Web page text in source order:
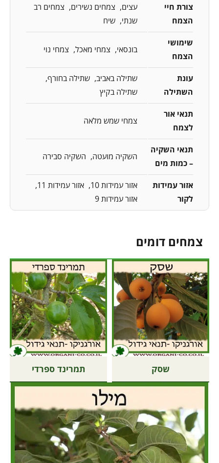
צורת חיי
הצמח
עצים צמחים נשירים
צמחים רב
שנתי
שיח
שימושי
הצמח
בונסאי צמחי מאכל צמחי נוי
עונת
השתילה
שתילה באביב שתילה בחורף
שתילה בקיץ
תנאי אור
לצמח
צמחי שמש מלאה
תנאי השקיה
– כמות מים
השקיה מועטה השקיה סבירה
אזור עמידות
לקור
אזור עמידות 10
אזור עמידות 11
אזור עמידות 9
צמחים דומים
שסק תמרינד ספרדי